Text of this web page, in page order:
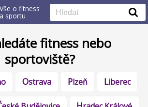
Vše o fitness
a sportu
fitness nebo
sportoviště?
Ostrava Plzeň Liberec